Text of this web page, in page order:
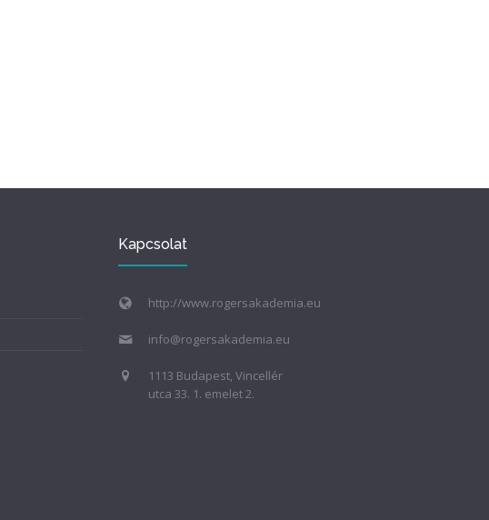
Kapcsolat
http://www.rogersakademia.eu
info@rogersakademia.eu
1113 Budapest, Vincellér
utca 33. 1. emelet 2.